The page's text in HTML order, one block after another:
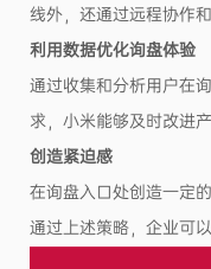
线外，还通过远程协作
利用数据优化询盘体验
通过收集和分析用户在
求，小米能够及时改进
创造紧迫感
在询盘入口处创造一定
通过上述策略，企业可